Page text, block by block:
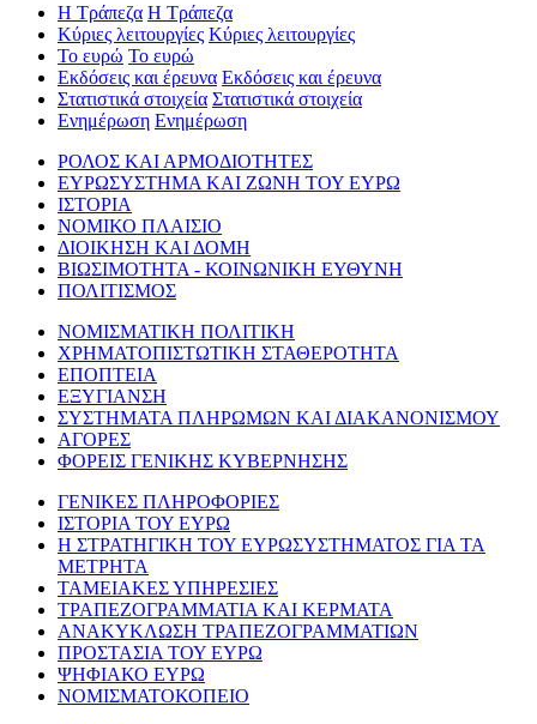
Η Τράπεζα Η Τράπεζα
Κύριες λειτουργίες Κύριες λειτουργίες
Το ευρώ Το ευρώ
Εκδόσεις και έρευνα Εκδόσεις και έρευνα
Στατιστικά στοιχεία Στατιστικά στοιχεία
Ενημέρωση Ενημέρωση
ΡΟΛΟΣ ΚΑΙ ΑΡΜΟΔΙΟΤΗΤΕΣ
ΕΥΡΩΣΥΣΤΗΜΑ ΚΑΙ ΖΩΝΗ ΤΟΥ ΕΥΡΩ
ΙΣΤΟΡΙΑ
ΝΟΜΙΚΟ ΠΛΑΙΣΙΟ
ΔΙΟΙΚΗΣΗ ΚΑΙ ΔΟΜΗ
ΒΙΩΣΙΜΟΤΗΤΑ - ΚΟΙΝΩΝΙΚΗ ΕΥΘΥΝΗ
ΠΟΛΙΤΙΣΜΟΣ
ΝΟΜΙΣΜΑΤΙΚΗ ΠΟΛΙΤΙΚΗ
ΧΡΗΜΑΤΟΠΙΣΤΩΤΙΚΗ ΣΤΑΘΕΡΟΤΗΤΑ
ΕΠΟΠΤΕΙΑ
ΕΞΥΓΙΑΝΣΗ
ΣΥΣΤΗΜΑΤΑ ΠΛΗΡΩΜΩΝ ΚΑΙ ΔΙΑΚΑΝΟΝΙΣΜΟΥ
ΑΓΟΡΕΣ
ΦΟΡΕΙΣ ΓΕΝΙΚΗΣ ΚΥΒΕΡΝΗΣΗΣ
ΓΕΝΙΚΕΣ ΠΛΗΡΟΦΟΡΙΕΣ
ΙΣΤΟΡΙΑ ΤΟΥ ΕΥΡΩ
Η ΣΤΡΑΤΗΓΙΚΗ ΤΟΥ ΕΥΡΩΣΥΣΤΗΜΑΤΟΣ ΓΙΑ ΤΑ
ΜΕΤΡΗΤΑ
ΤΑΜΕΙΑΚΕΣ ΥΠΗΡΕΣΙΕΣ
ΤΡΑΠΕΖΟΓΡΑΜΜΑΤΙΑ ΚΑΙ ΚΕΡΜΑΤΑ
ΑΝΑΚΥΚΛΩΣΗ ΤΡΑΠΕΖΟΓΡΑΜΜΑΤΙΩΝ
ΠΡΟΣΤΑΣΙΑ ΤΟΥ ΕΥΡΩ
ΨΗΦΙΑΚΟ ΕΥΡΩ
ΝΟΜΙΣΜΑΤΟΚΟΠΕΙΟ